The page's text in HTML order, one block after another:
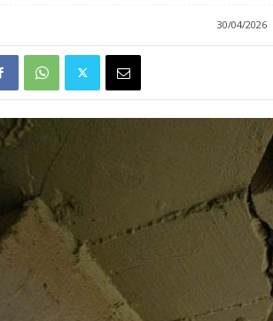
30/04/2026